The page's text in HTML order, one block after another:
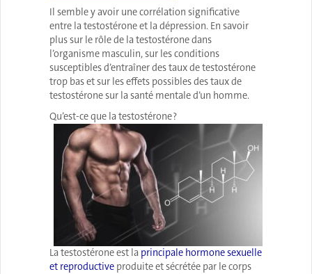
Il semble y avoir une corrélation significative
entre la testostérone et la dépression. En savoir
plus sur le rôle de la testostérone dans
l’organisme masculin, sur les conditions
susceptibles d’entraîner des taux de testostérone
trop bas et sur les effets possibles des taux de
testostérone sur la santé mentale d’un homme.
Qu’est-ce que la testostérone ?
La testostérone est la principale hormone sexuelle
et reproductive produite et sécrétée par le corps